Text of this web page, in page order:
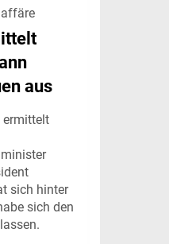
aus
ermittelt
sich hinter
sich den